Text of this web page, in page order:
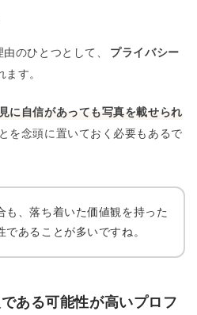
のひとつとして、
プライバシー
ます。
に自信があっても写真を載せられ
を念頭に置いておく必要もあるで
も、落ち着いた価値観を持った
であることが多いですね。
ある可能性が高いプロフ